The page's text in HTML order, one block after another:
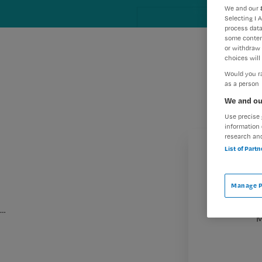
…
We and our
Selecting I
process
some
or withdraw
choices will
Would you
as a person
We and
Use
information
research
List of
Manage